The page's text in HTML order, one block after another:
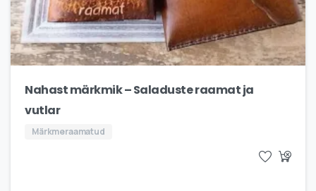
Nahast märkmik – Saladuste raamat ja
vutlar
Märkmeraamatud